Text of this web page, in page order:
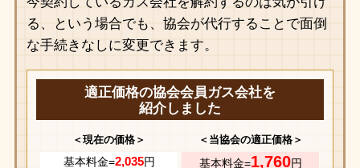
る、という場合でも、協会が代行することで面倒
な手続きなしに変更できます。
適正価格の協会会員ガス会社を
紹介しました
＜現在の価格＞ ＜当協会の適正価格＞
基本料金=2,035円 基本料金=1,760円